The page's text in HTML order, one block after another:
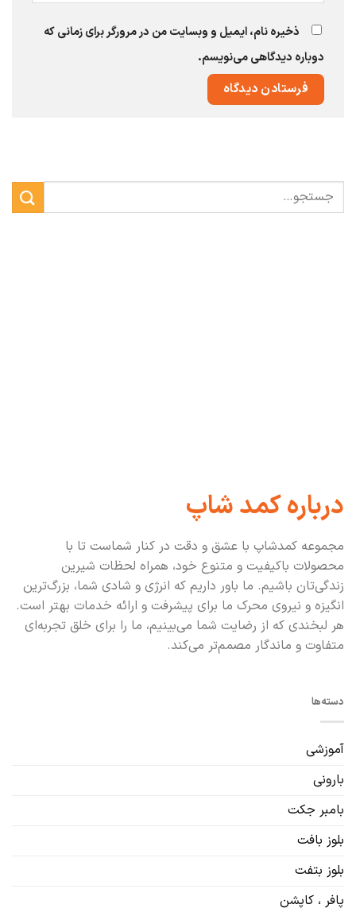
ذخیره نام، ایمیل و وبسایت من در مرورگر برای زمانی که
دوباره دیدگاهی می‌نویسم.
درباره کمد شاپ
مجموعه کمدشاپ با عشق و دقت در کنار شماست تا با
محصولات باکیفیت و متنوع خود، همراه لحظات شیرین
زندگی‌تان باشیم. ما باور داریم که انرژی و شادی شما، بزرگ‌ترین
انگیزه و نیروی محرک ما برای پیشرفت و ارائه خدمات بهتر است.
هر لبخندی که از رضایت شما می‌بینیم، ما را برای خلق تجربه‌ای
متفاوت و ماندگار مصمم‌تر می‌کند.
دسته‌ها
آموزشی
بارونی
بامبر جکت
بلوز بافت
بلوز بتفت
پافر ، کاپشن